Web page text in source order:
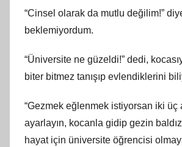
“Cinsel olarak da mutlu değilim!”
beklemiyordum.
“Üniversite ne güzeldi!” dedi,
biter bitmez tanışıp evlendiklerini
“Gezmek eğlenmek istiyorsan iki üç
ayarlayın, kocanla gidip gezin
hayat için üniversite öğrencisi